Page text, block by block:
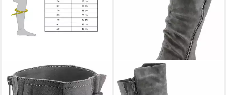
ANISTON SHOES
Stiefel mit
Raffungen am slouchy Schaft
RIEKERWinterstiefel,
Langschaftstiefel, Warmfutter,